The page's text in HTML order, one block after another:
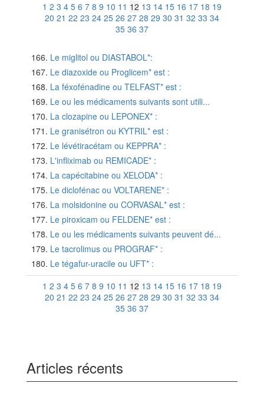
1 2 3 4 5 6 7 8 9 10 11 12 13 14 15 16 17 18 19
20 21 22 23 24 25 26 27 28 29 30 31 32 33 34
35 36 37
Le miglitol ou DIASTABOL*:
Le diazoxide ou Proglicem* est :
La féxofénadine ou TELFAST* est :
Le ou les médicaments suivants sont utili...
La clozapine ou LEPONEX* :
Le granisétron ou KYTRIL* est :
Le lévétiracétam ou KEPPRA* :
L'infliximab ou REMICADE* :
La capécitabine ou XELODA* :
Le diclofénac ou VOLTARENE* :
La molsidonine ou CORVASAL* est :
Le piroxicam ou FELDENE* est :
Le ou les médicaments suivants peuvent dé...
Le tacrolimus ou PROGRAF* :
Le tégafur-uracile ou UFT* :
1 2 3 4 5 6 7 8 9 10 11 12 13 14 15 16 17 18 19
20 21 22 23 24 25 26 27 28 29 30 31 32 33 34
35 36 37
Articles récents